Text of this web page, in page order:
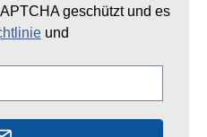
geschützt und es
und